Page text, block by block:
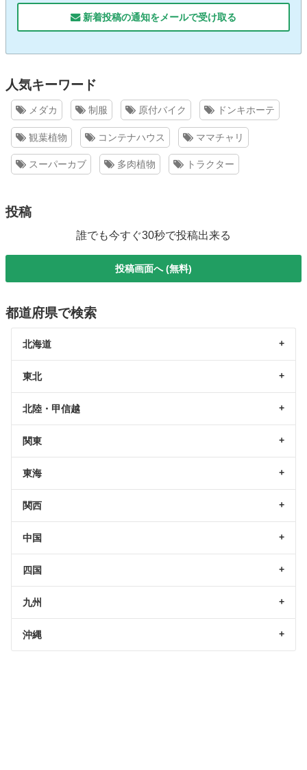
新着投稿の通知をメールで受け取る
人気キーワード
メダカ 制服 原付バイク ドンキホーテ
観葉植物 コンテナハウス ママチャリ
スーパーカブ 多肉植物 トラクター
投稿
誰でも今すぐ30秒で投稿出来る
投稿画面へ (無料)
都道府県で検索
北海道
東北
北陸・甲信越
関東
東海
関西
中国
四国
九州
沖縄